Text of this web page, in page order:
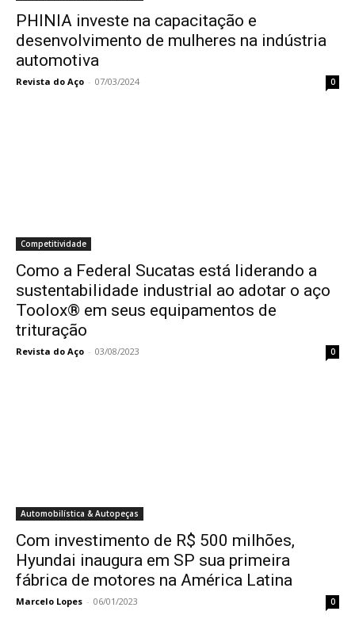
PHINIA investe na capacitação e
desenvolvimento de mulheres na indústria
automotiva
Revista do Aço - 07/03/2024 0
Competitividade
Como a Federal Sucatas está liderando a
sustentabilidade industrial ao adotar o aço
Toolox® em seus equipamentos de
trituração
Revista do Aço - 03/08/2023 0
Automobilística & Autopeças
Com investimento de R$ 500 milhões,
Hyundai inaugura em SP sua primeira
fábrica de motores na América Latina
Marcelo Lopes - 06/01/2023 0